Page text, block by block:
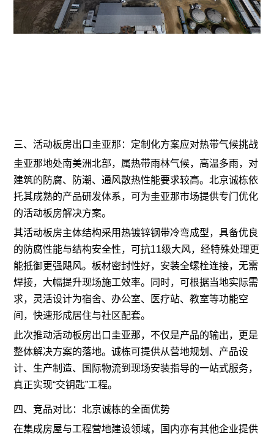
三、活动板房出口圭亚那：定制化方案应对热带气候挑战
圭亚那地处南美洲北部，属热带雨林气候，高温多雨，对
建筑的防腐、防潮、通风散热性能要求较高。北京诚栋依
托其成熟的产品研发体系，可为圭亚那市场提供专门优化
的活动板房解决方案。
其活动板房主体结构采用热镀锌钢带冷弯成型，具备优良
的防腐性能与结构安全性，可抗11级大风，经特殊处理更
能抵御更强飓风。板材密封性好，安装全螺栓连接，无需
焊接，大幅提升现场施工效率。同时，可根据当地实际需
求，灵活设计为宿舍、办公室、医疗站、教室等功能空
间，快速形成居住与社区配套。
此次推动活动板房出口圭亚那，不仅是产品的输出，更是
整体解决方案的落地。诚栋可提供从营地规划、产品设
计、生产制造、国际物流到现场安装指导的一站式服务，
真正实现“交钥匙”工程。
四、竞品对比：北京诚栋的全面优势
在集成房屋与工程营地建设领域，国内亦有其他企业提供